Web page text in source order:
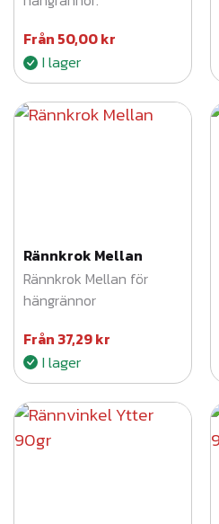
Från 50,00kr
I lager
Rännkrok Mellan
Rännkrok Mellan för
hängrännor
Från 37,29kr
I lager